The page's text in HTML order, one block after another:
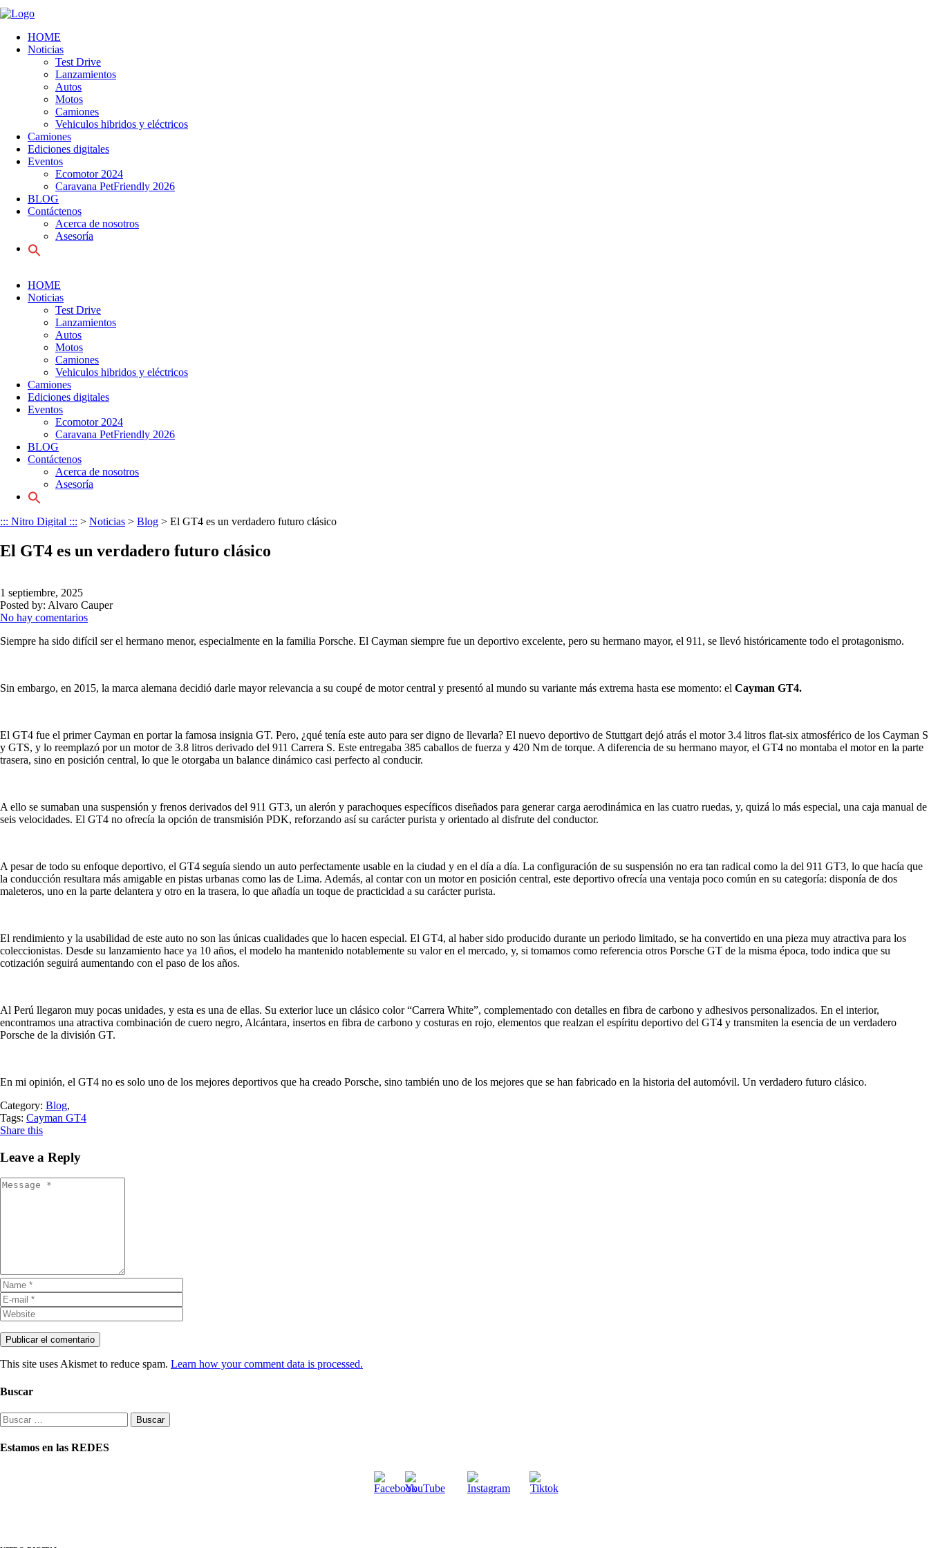
HOME
Noticias
Test Drive
Lanzamientos
Autos
Motos
Camiones
Vehiculos hibridos y eléctricos
Camiones
Ediciones digitales
Eventos
Ecomotor 2024
Caravana PetFriendly 2026
BLOG
Contáctenos
Acerca de nosotros
Asesoría
HOME
Noticias
Test Drive
Lanzamientos
Autos
Motos
Camiones
Vehiculos hibridos y eléctricos
Camiones
Ediciones digitales
Eventos
Ecomotor 2024
Caravana PetFriendly 2026
BLOG
Contáctenos
Acerca de nosotros
Asesoría
::: Nitro Digital ::: > Noticias > Blog > El GT4 es un verdadero futuro clásico
El GT4 es un verdadero futuro clásico
1 septiembre, 2025
Posted by: Alvaro Cauper
No hay comentarios
Siempre ha sido difícil ser el hermano menor, especialmente en la familia Porsche. El Cayman siempre fue un deportivo excelente, pero su hermano mayor, el 911, se llevó históricamente todo el protagonismo.
Sin embargo, en 2015, la marca alemana decidió darle mayor relevancia a su coupé de motor central y presentó al mundo su variante más extrema hasta ese momento: el Cayman GT4.
El GT4 fue el primer Cayman en portar la famosa insignia GT. Pero, ¿qué tenía este auto para ser digno de llevarla? El nuevo deportivo de Stuttgart dejó atrás el motor 3.4 litros flat-six atmosférico de los Cayman S
y GTS, y lo reemplazó por un motor de 3.8 litros derivado del 911 Carrera S. Este entregaba 385 caballos de fuerza y 420 Nm de torque. A diferencia de su hermano mayor, el GT4 no montaba el motor en la parte
trasera, sino en posición central, lo que le otorgaba un balance dinámico casi perfecto al conducir.
A ello se sumaban una suspensión y frenos derivados del 911 GT3, un alerón y parachoques específicos diseñados para generar carga aerodinámica en las cuatro ruedas, y, quizá lo más especial, una caja manual de
seis velocidades. El GT4 no ofrecía la opción de transmisión PDK, reforzando así su carácter purista y orientado al disfrute del conductor.
A pesar de todo su enfoque deportivo, el GT4 seguía siendo un auto perfectamente usable en la ciudad y en el día a día. La configuración de su suspensión no era tan radical como la del 911 GT3, lo que hacía que
la conducción resultara más amigable en pistas urbanas como las de Lima. Además, al contar con un motor en posición central, este deportivo ofrecía una ventaja poco común en su categoría: disponía de dos
maleteros, uno en la parte delantera y otro en la trasera, lo que añadía un toque de practicidad a su carácter purista.
El rendimiento y la usabilidad de este auto no son las únicas cualidades que lo hacen especial. El GT4, al haber sido producido durante un periodo limitado, se ha convertido en una pieza muy atractiva para los
coleccionistas. Desde su lanzamiento hace ya 10 años, el modelo ha mantenido notablemente su valor en el mercado, y, si tomamos como referencia otros Porsche GT de la misma época, todo indica que su
cotización seguirá aumentando con el paso de los años.
Al Perú llegaron muy pocas unidades, y esta es una de ellas. Su exterior luce un clásico color “Carrera White”, complementado con detalles en fibra de carbono y adhesivos personalizados. En el interior,
encontramos una atractiva combinación de cuero negro, Alcántara, insertos en fibra de carbono y costuras en rojo, elementos que realzan el espíritu deportivo del GT4 y transmiten la esencia de un verdadero
Porsche de la división GT.
En mi opinión, el GT4 no es solo uno de los mejores deportivos que ha creado Porsche, sino también uno de los mejores que se han fabricado en la historia del automóvil. Un verdadero futuro clásico.
Category: Blog,
Tags: Cayman GT4
Share this
Leave a Reply
This site uses Akismet to reduce spam. Learn how your comment data is processed.
Buscar
Buscar:
Estamos en las REDES